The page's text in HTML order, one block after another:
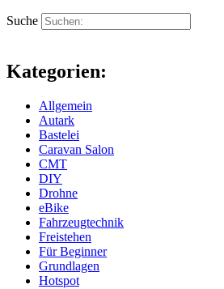
Suche
Kategorien:
Allgemein
Autark
Bastelei
Caravan Salon
CMT
DIY
Drohne
eBike
Fahrzeugtechnik
Freistehen
Für Beginner
Grundlagen
Hotspot